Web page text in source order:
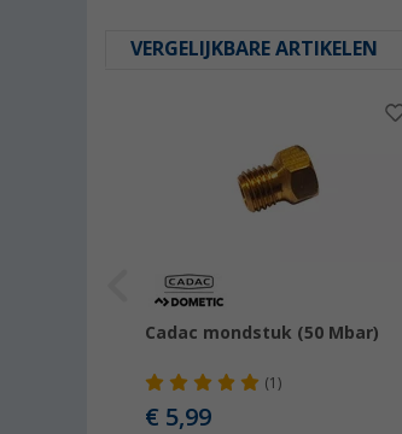
VERGELIJKBARE ARTIKELEN
Cadac mondstuk (50 Mbar)
(1)
€ 5,99